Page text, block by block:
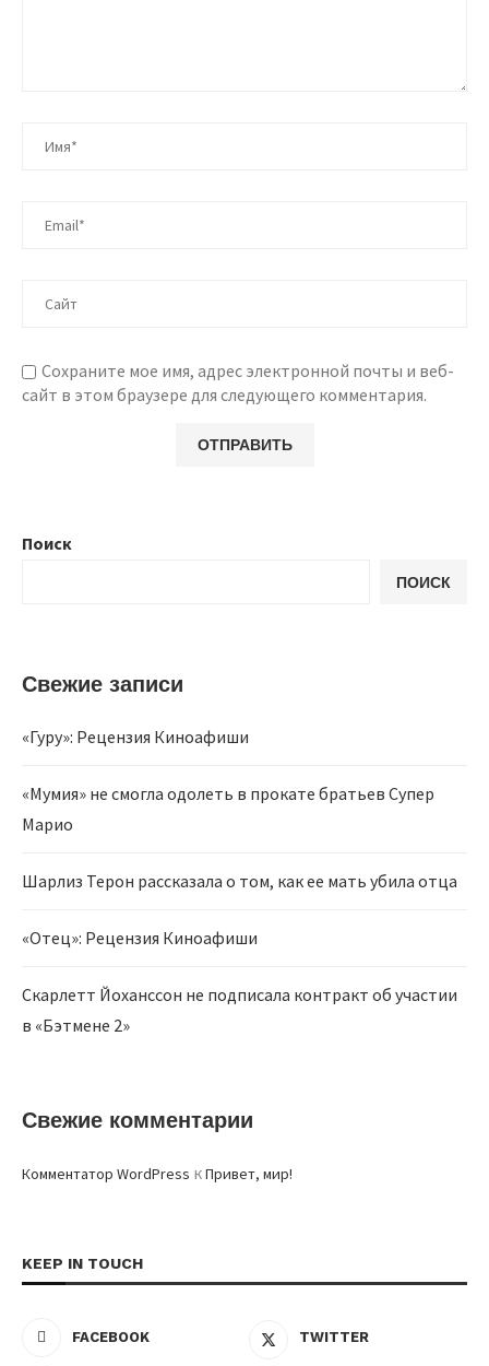
Сохраните мое имя, адрес электронной почты и веб-
сайт в этом браузере для следующего комментария.
Поиск
ПОИСК
Свежие записи
«Гуру»: Рецензия Киноафиши
«Мумия» не смогла одолеть в прокате братьев Супер
Марио
Шарлиз Терон рассказала о том, как ее мать убила отца
«Отец»: Рецензия Киноафиши
Скарлетт Йоханссон не подписала контракт об участии
в «Бэтмене 2»
Свежие комментарии
Комментатор WordPress кПривет, мир!
KEEP IN TOUCH
FACEBOOK TWITTER